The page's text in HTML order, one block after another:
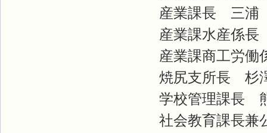
産業課長 三
産業課水産係
産業課商工労
焼尻支所長
学校管理課長
社会教育課長